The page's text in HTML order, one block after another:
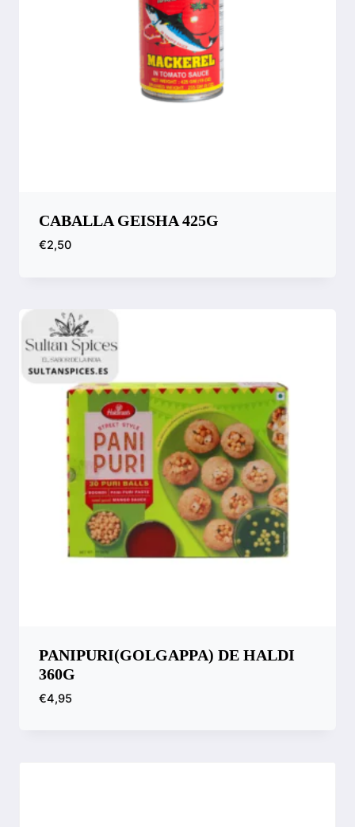
CABALLA GEISHA 425G
€2,50
PANIPURI(GOLGAPPA) DE HALDI
360G
€4,95